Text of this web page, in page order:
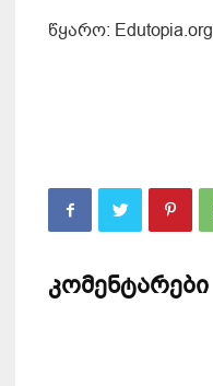
წყარო: Edutopia.org
კომენტარები